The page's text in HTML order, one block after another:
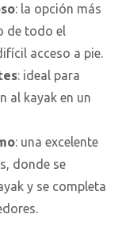
: la opción más
de todo el
acceso a pie.
: ideal para
al kayak en un
: una excelente
donde se
y se completa